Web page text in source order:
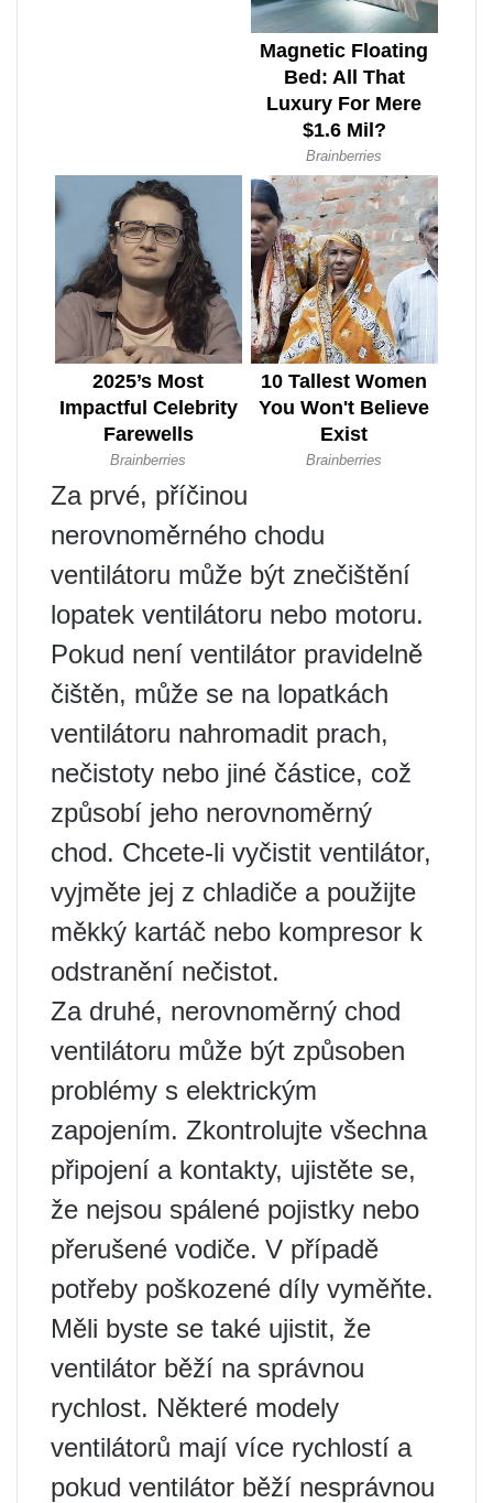
Za prvé, příčinou
nerovnoměrného chodu
ventilátoru může být znečištění
lopatek ventilátoru nebo motoru.
Pokud není ventilátor pravidelně
čištěn, může se na lopatkách
ventilátoru nahromadit prach,
nečistoty nebo jiné částice, což
způsobí jeho nerovnoměrný
chod. Chcete-li vyčistit ventilátor,
vyjměte jej z chladiče a použijte
měkký kartáč nebo kompresor k
odstranění nečistot.
Za druhé, nerovnoměrný chod
ventilátoru může být způsoben
problémy s elektrickým
zapojením. Zkontrolujte všechna
připojení a kontakty, ujistěte se,
že nejsou spálené pojistky nebo
přerušené vodiče. V případě
potřeby poškozené díly vyměňte.
Měli byste se také ujistit, že
ventilátor běží na správnou
rychlost. Některé modely
ventilátorů mají více rychlostí a
pokud ventilátor běží nesprávnou